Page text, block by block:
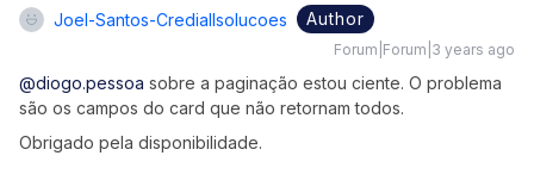
Joel-Santos-Crediallsolucoes Author
Forum|Forum|3 years ago
@diogo.pessoa sobre a paginação estou ciente. O problema
são os campos do card que não retornam todos.
Obrigado pela disponibilidade.